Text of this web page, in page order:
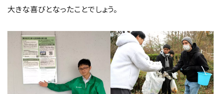
大きな喜びとなったことでしょう。